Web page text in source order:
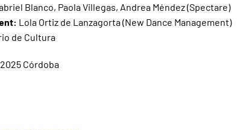
Blanco, Paola Villegas, Andrea Méndez (Spectare)
Lola Ortiz de Lanzagorta (New Dance Management)
de Cultura
2025 Córdoba